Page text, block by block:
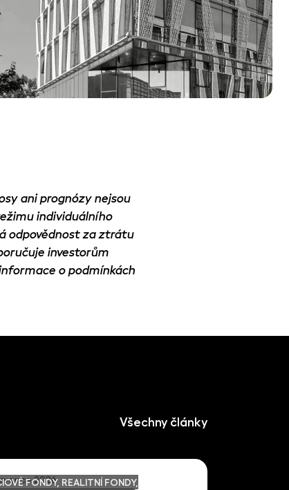
ani prognózy nejsou
individuálního
odpovědnost za ztrátu
investorům
o podmínkách
Všechny články
2026
FONDY, REALITNÍ FONDY,